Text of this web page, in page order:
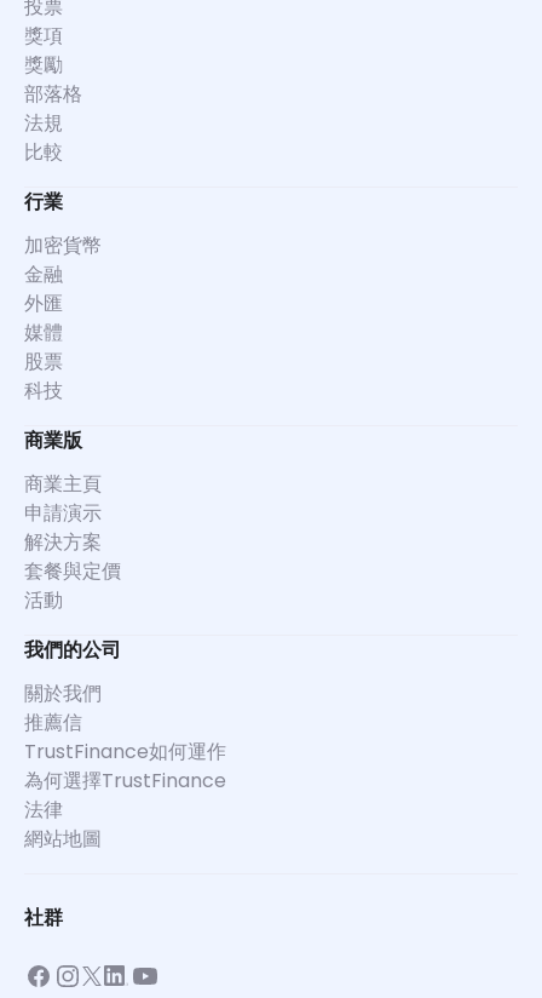
投票
獎項
獎勵
部落格
法規
比較
行業
加密貨幣
金融
外匯
媒體
股票
科技
商業版
商業主頁
申請演示
解決方案
套餐與定價
活動
我們的公司
關於我們
推薦信
TrustFinance如何運作
為何選擇TrustFinance
法律
網站地圖
社群